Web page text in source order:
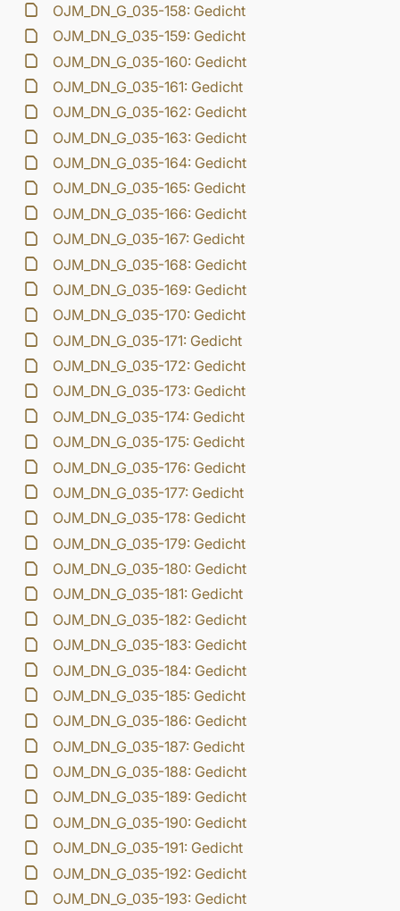
OJM_DN_G_035-158: Gedicht
OJM_DN_G_035-159: Gedicht
OJM_DN_G_035-160: Gedicht
OJM_DN_G_035-161: Gedicht
OJM_DN_G_035-162: Gedicht
OJM_DN_G_035-163: Gedicht
OJM_DN_G_035-164: Gedicht
OJM_DN_G_035-165: Gedicht
OJM_DN_G_035-166: Gedicht
OJM_DN_G_035-167: Gedicht
OJM_DN_G_035-168: Gedicht
OJM_DN_G_035-169: Gedicht
OJM_DN_G_035-170: Gedicht
OJM_DN_G_035-171: Gedicht
OJM_DN_G_035-172: Gedicht
OJM_DN_G_035-173: Gedicht
OJM_DN_G_035-174: Gedicht
OJM_DN_G_035-175: Gedicht
OJM_DN_G_035-176: Gedicht
OJM_DN_G_035-177: Gedicht
OJM_DN_G_035-178: Gedicht
OJM_DN_G_035-179: Gedicht
OJM_DN_G_035-180: Gedicht
OJM_DN_G_035-181: Gedicht
OJM_DN_G_035-182: Gedicht
OJM_DN_G_035-183: Gedicht
OJM_DN_G_035-184: Gedicht
OJM_DN_G_035-185: Gedicht
OJM_DN_G_035-186: Gedicht
OJM_DN_G_035-187: Gedicht
OJM_DN_G_035-188: Gedicht
OJM_DN_G_035-189: Gedicht
OJM_DN_G_035-190: Gedicht
OJM_DN_G_035-191: Gedicht
OJM_DN_G_035-192: Gedicht
OJM_DN_G_035-193: Gedicht